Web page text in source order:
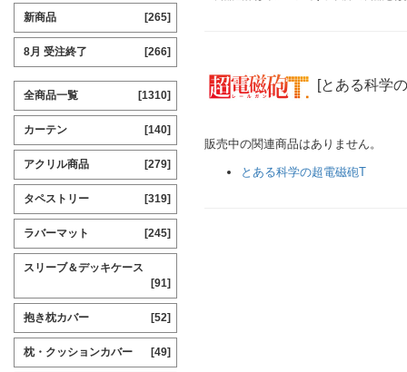
[とある科学
販売中の関連商品はありません。
とある科学の超電磁砲T
新商品 [265]
8月 受注終了 [266]
全商品一覧 [1310]
カーテン [140]
アクリル商品 [279]
タペストリー [319]
ラバーマット [245]
スリーブ＆デッキケース
[91]
抱き枕カバー [52]
枕・クッションカバー [49]